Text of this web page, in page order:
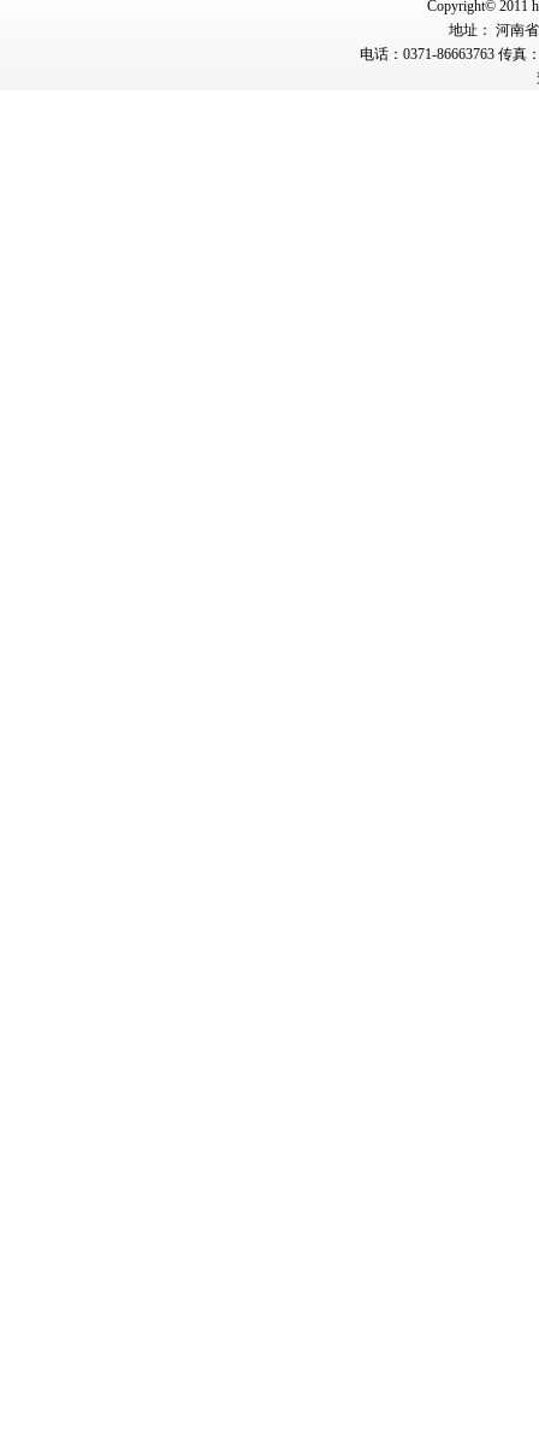
Copyright© 2011
地址： 河南
电话：0371-86663763 传真